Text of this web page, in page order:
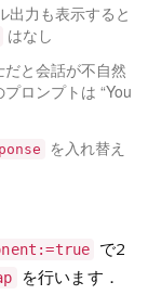
出力も表示すると
はなし
と会話が不自然
ロンプトは “You
を入れ替え
で2
を行います．